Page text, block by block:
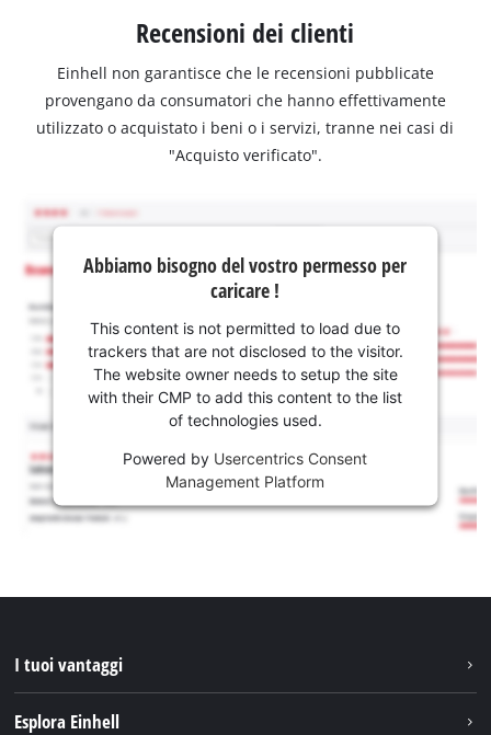
Recensioni dei clienti
Einhell non garantisce che le recensioni pubblicate
provengano da consumatori che hanno effettivamente
utilizzato o acquistato i beni o i servizi, tranne nei casi di
"Acquisto verificato".
Abbiamo bisogno del vostro permesso per
caricare !
This content is not permitted to load due to
trackers that are not disclosed to the visitor.
The website owner needs to setup the site
with their CMP to add this content to the list
of technologies used.
Powered by Usercentrics Consent
Management Platform
I tuoi vantaggi
Esplora Einhell